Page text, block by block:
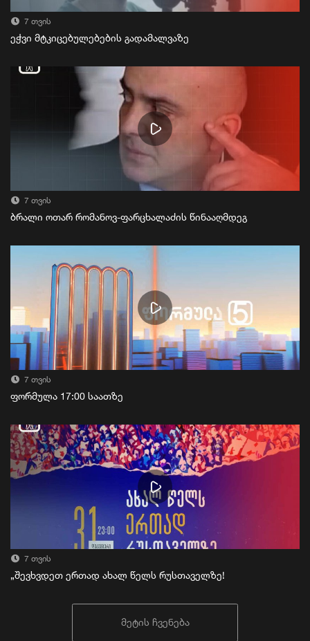
7 თვის
ეჭვი მტკიცებულებების გადამალვაზე
7 თვის
ბრალი ოთარ რომანოვ-ფარცხალაძის წინააღმდეგ
7 თვის
ფორმულა 17:00 საათზე
7 თვის
„შევხვდეთ ერთად ახალ წელს რუსთაველზე!
მეტის ჩვენება